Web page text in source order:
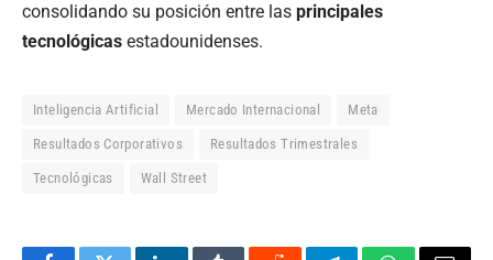
consolidando su posición entre las principales
tecnológicas estadounidenses.
Inteligencia Artificial Mercado Internacional Meta
Resultados Corporativos Resultados Trimestrales
Tecnológicas Wall Street